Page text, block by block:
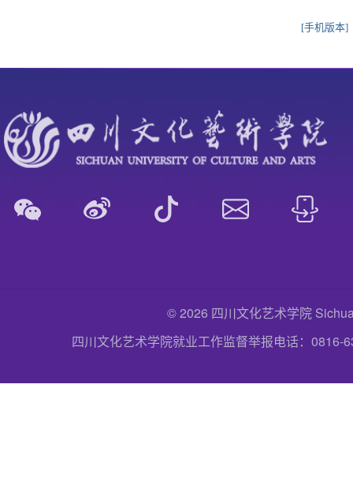
[手机版本]
© 2026 四川文化艺术学院
四川文化艺术学院就业工作监督举报电话：